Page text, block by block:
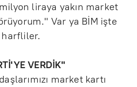
liraya yakın market
Var ya BİM işte
harfliler.
VERDİK"
market kartı